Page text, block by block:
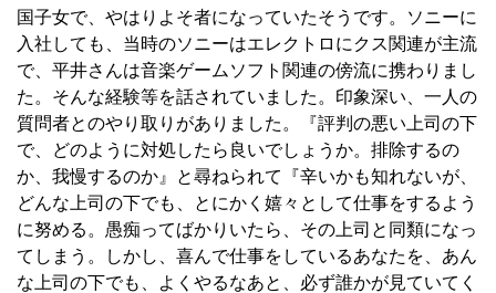
国子女で、やはりよそ者になっていたそうです。ソニーに
入社しても、当時のソニーはエレクトロにクス関連が主流
で、平井さんは音楽ゲームソフト関連の傍流に携わりまし
た。そんな経験等を話されていました。印象深い、一人の
質問者とのやり取りがありました。『評判の悪い上司の下
で、どのように対処したら良いでしょうか。排除するの
か、我慢するのか』と尋ねられて『辛いかも知れないが、
どんな上司の下でも、とにかく嬉々として仕事をするよう
に努める。愚痴ってばかりいたら、その上司と同類になっ
てしまう。しかし、喜んで仕事をしているあなたを、あん
な上司の下でも、よくやるなあと、必ず誰かが見ていてく